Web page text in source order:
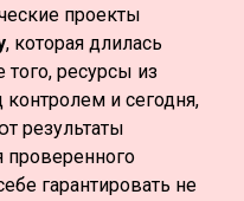
проекты
, которая длилась
ресурсы из
контролем и сегодня,
результаты
проверенного
гарантировать не